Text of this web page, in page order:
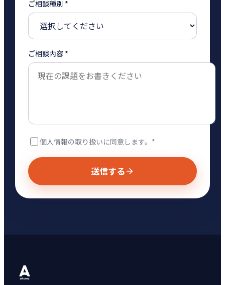
ご相談種別 *
ご相談内容 *
個人情報の取り扱いに同意します。*
送信する